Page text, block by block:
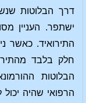
דרך הבלוטות
ישתפר. העניין
התירואיד. כאשר
חלק בלבד
הבלוטות
הרפואי שהיה